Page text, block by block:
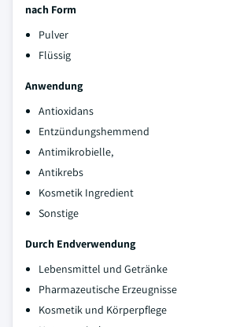
nach Form
Pulver
Flüssig
Anwendung
Antioxidans
Entzündungshemmend
Antimikrobielle,
Antikrebs
Kosmetik Ingredient
Sonstige
Durch Endverwendung
Lebensmittel und Getränke
Pharmazeutische Erzeugnisse
Kosmetik und Körperpflege